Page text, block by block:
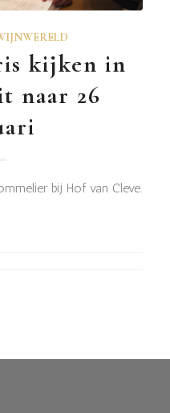
kijken in
naar 26
bij Hof van Cleve.